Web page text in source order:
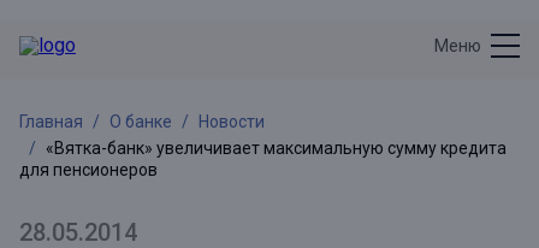
Меню
Главная О банке
Новости
«Вятка-банк» увеличивает максимальную сумму кредита
для пенсионеров
28.05.2014